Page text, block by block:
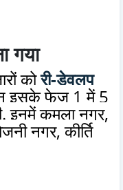
गया
कोरी-डेवलप
इसके फेज 1 में 5
इनमें कमला नगर,
नगर, कीर्ति